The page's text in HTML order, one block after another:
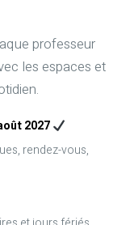
professeur
les espaces et
2027
rendez-vous,